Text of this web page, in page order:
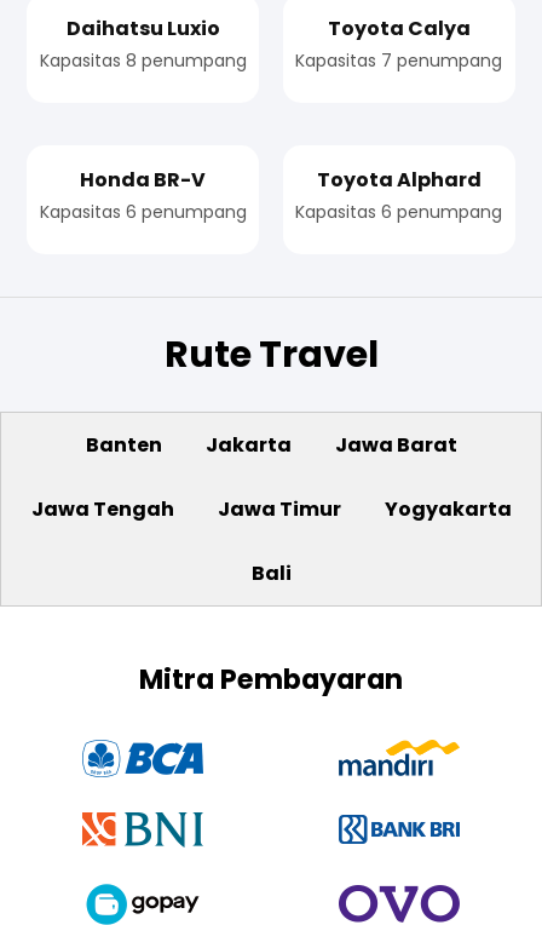
Daihatsu Luxio
Kapasitas 8 penumpang
Toyota Calya
Kapasitas 7 penumpang
Honda BR-V
Kapasitas 6 penumpang
Toyota Alphard
Kapasitas 6 penumpang
Rute Travel
Banten Jakarta Jawa Barat
Jawa Tengah Jawa Timur Yogyakarta
Bali
Mitra Pembayaran